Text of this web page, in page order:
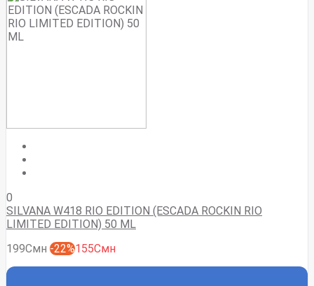
0
SILVANA W418 RIO EDITION (ESCADA ROCKIN RIO
LIMITED EDITION) 50 ML
199Смн -22%155Смн